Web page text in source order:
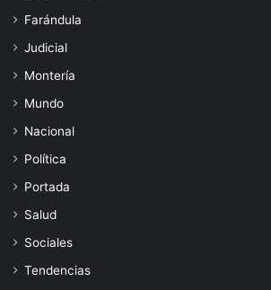
Farándula
Judicial
Montería
Mundo
Nacional
Política
Portada
Salud
Sociales
Tendencias